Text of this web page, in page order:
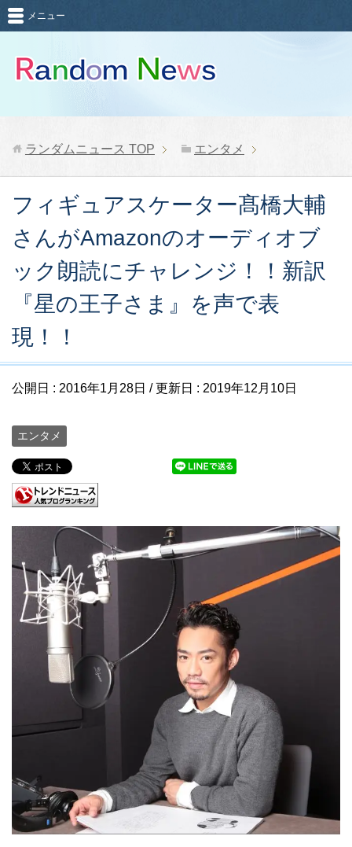
メニュー
ランダムニュース TOP エンタメ
フィギュアスケーター髙橋大輔
さんがAmazonのオーディオブ
ック朗読にチャレンジ！！新訳
『星の王子さま』を声で表
現！！
公開日 : 2016年1月28日 / 更新日 : 2019年12月10日
エンタメ